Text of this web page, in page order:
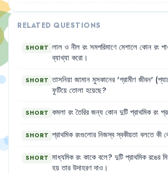
RELATED QUESTIONS
SHORT লাল ও নীল রং সমপরিমাণে মেশালে কোন রং
ব্যাখ্যা করো ।
SHORT তাসনিয়া জামান মুসকানের 'গ্রামীণ জীবন'
ফুটিয়ে তোলা হয়েছে?
SHORT কমলা রং তৈরির জন্য কোন দুটি প্রাথমিক রং
SHORT প্রাথমিক রংগুলোর নিজস্ব স্বকীয়তা বলতে কী
SHORT মাধ্যমিক রং কাকে বলে? দুটি প্রাথমিক রঙের
হয় তার উদাহরণ দাও ।